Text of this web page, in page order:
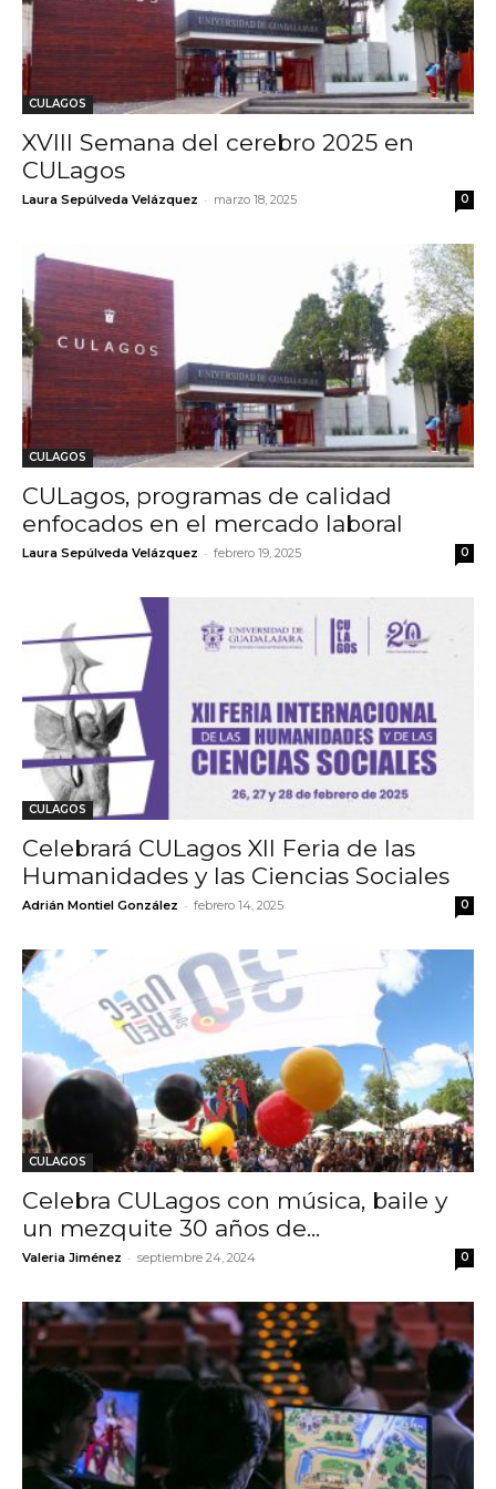
CULAGOS
XVIII Semana del cerebro 2025 en
CULagos
Laura Sepúlveda Velázquez - marzo 18, 2025 0
CULAGOS
CULagos, programas de calidad
enfocados en el mercado laboral
Laura Sepúlveda Velázquez - febrero 19, 2025 0
CULAGOS
Celebrará CULagos XII Feria de las
Humanidades y las Ciencias Sociales
Adrián Montiel González - febrero 14, 2025 0
CULAGOS
Celebra CULagos con música, baile y
un mezquite 30 años de...
Valeria Jiménez - septiembre 24, 2024 0